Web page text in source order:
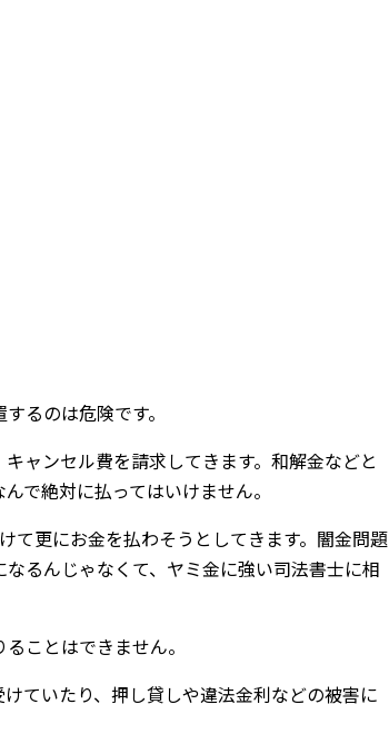
るのは危険です。
ャンセル費を請求してきます。和解金などと
で絶対に払ってはいけません。
て更にお金を払わそうとしてきます。闇金問題
るんじゃなくて、ヤミ金に強い司法書士に相
ことはできません。
ていたり、押し貸しや違法金利などの被害に